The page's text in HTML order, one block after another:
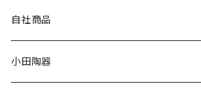
プレート
ボウル
80th記念アイテム
リトルミイの日記念アイテム
MOOMIN ANIMATION
スヌーピー
LA AMYS(エミーズ)
LISA LARSON(リサラーソン)
自社商品
ねこ企画
小田陶器